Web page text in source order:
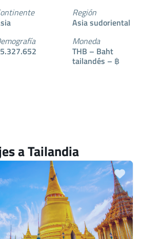
Región
Asia sudoriental
Moneda
THB – Baht
tailandés – ฿
a Tailandia